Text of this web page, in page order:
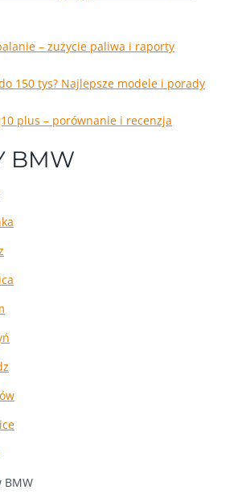
– zużycie paliwa i raporty
150 tys? Najlepsze modele i porady
plus – porównanie i recenzja
BMW
BMW